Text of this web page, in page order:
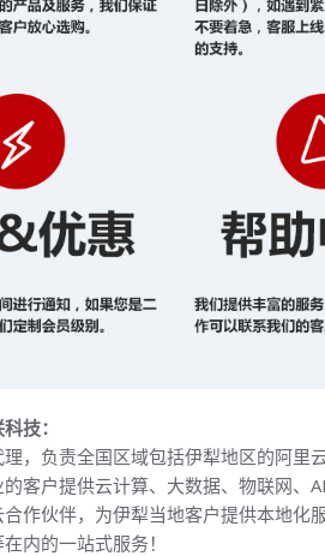
技：
，负责全国区域包括伊犁地区的阿里
客户提供云计算、大数据、物联网、
作伙伴，为伊犁当地客户提供本地化
内的一站式服务！